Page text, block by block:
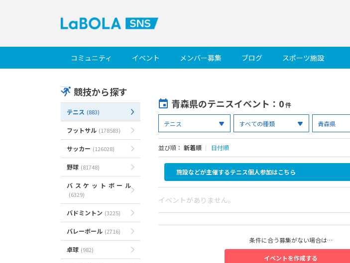
コミュニティ イベント メンバー募集 ブログ スポーツ施設
競技から探す
テニス (883)
フットサル (178583)
サッカー (126028)
野球 (81748)
バスケットボール
(6329)
バドミントン (3225)
バレーボール (2716)
卓球 (982)
青森県のテニスイベント ：0件
並び順： 新着順 ｜ 日付順
施設などが主催するテニス個人参加はこちら
イベントがありません。
条件に合う募集がない場合は…
イベントを作成する